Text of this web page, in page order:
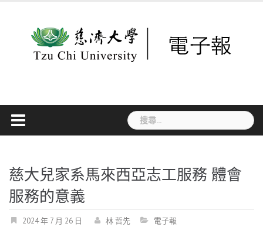
搜
尋
字:
慈大兒家系馬來西亞志工服務 體會
服務的意義
2024 年 7 月 26 日 林 哲先 電子報